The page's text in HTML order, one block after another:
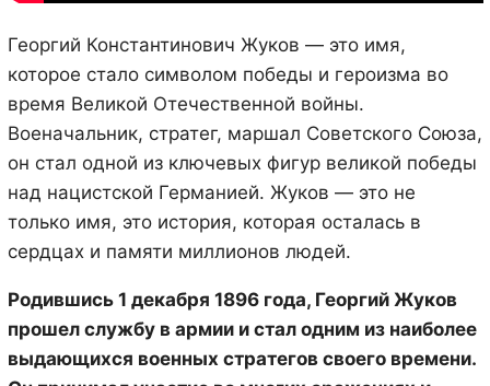
Георгий Константинович Жуков — это имя,
которое стало символом победы и героизма во
время Великой Отечественной войны.
Военачальник, стратег, маршал Советского Союза,
он стал одной из ключевых фигур великой победы
над нацистской Германией. Жуков — это не
только имя, это история, которая осталась в
сердцах и памяти миллионов людей.
Родившись 1 декабря 1896 года, Георгий Жуков
прошел службу в армии и стал одним из наиболее
выдающихся военных стратегов своего времени.